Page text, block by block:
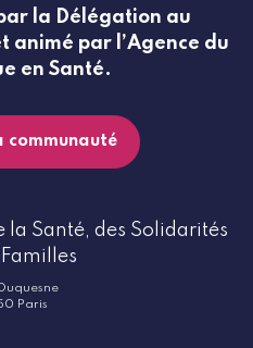
la Délégation au
animé par l’Agence du
en Santé.
communauté
la Santé, des Solidarités
Paris